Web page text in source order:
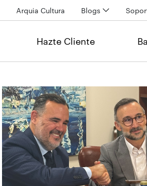
Arquia Cultura Blogs
Hazte Cliente